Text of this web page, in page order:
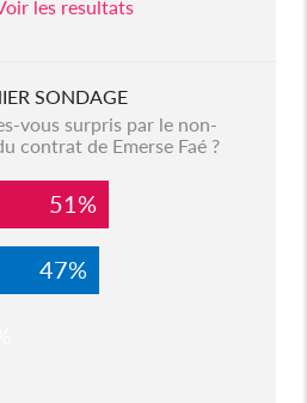
les resultats
SONDAGE
vous surpris par le non-
contrat de Emerse Faé ?
51%
47%